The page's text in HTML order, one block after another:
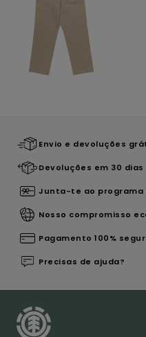
Envio e devoluções
Devoluções em 30 dias
Junta-te ao programa
Nosso compromisso
Pagamento 100%
Precisas de ajuda?